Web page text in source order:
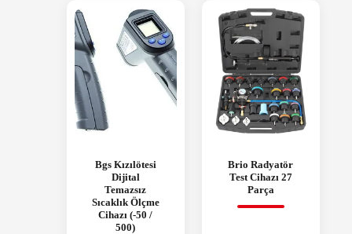
Bgs Kızılötesi
Dijital
Temazsız
Sıcaklık Ölçme
Cihazı (-50 /
500)
Brio Radyatör
Test Cihazı 27
Parça